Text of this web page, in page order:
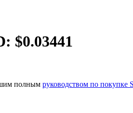
$0.03441
полным руководством по покупке